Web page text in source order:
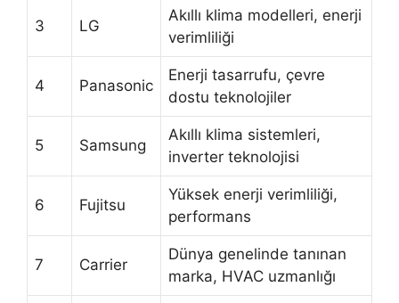
3 LG
Akıllı klima modelleri, enerji
verimliliği
4 Panasonic
Enerji tasarrufu, çevre
dostu teknolojiler
5 Samsung
Akıllı klima sistemleri,
inverter teknolojisi
6 Fujitsu
Yüksek enerji verimliliği,
performans
7 Carrier
Dünya genelinde tanınan
marka, HVAC uzmanlığı